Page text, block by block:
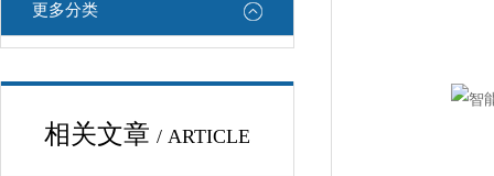
更多分类
相关文章 / ARTICLE